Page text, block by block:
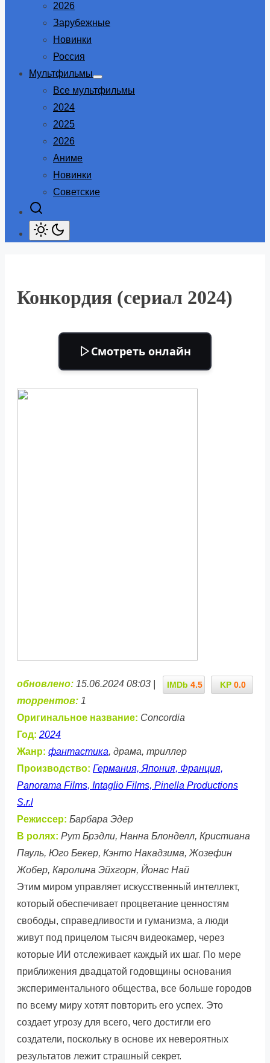
2026
Зарубежные
Новинки
Россия
Мультфильмы
Show
sub
Все мультфильмы
2024
2025
2026
Аниме
Новинки
Советские
Конкордия (сериал 2024)
Смотреть онлайн
KP 0.0
IMDb 4.5
обновлено: 15.06.2024 08:03 |
торрентов: 1
Оригинальное название: Concordia
Год: 2024
Жанр: фантастика, драма, триллер
Производство: Германия, Япония, Франция,
Panorama Films, Intaglio Films, Pinella Productions
S.r.l
Режиссер: Барбара Эдер
В ролях: Рут Брэдли, Нанна Блонделл, Кристиана
Пауль, Юго Бекер, Кэнто Накадзима, Жозефин
Жобер, Каролина Эйхгорн, Йонас Най
Этим миром управляет искусственный интеллект,
который обеспечивает процветание ценностям
свободы, справедливости и гуманизма, а люди
живут под прицелом тысяч видеокамер, через
которые ИИ отслеживает каждый их шаг. По мере
приближения двадцатой годовщины основания
экспериментального общества, все больше городов
по всему миру хотят повторить его успех. Это
создает угрозу для всего, чего достигли его
создатели, поскольку в основе их невероятных
результатов лежит страшный секрет.